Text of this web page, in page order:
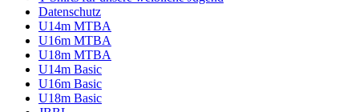
Datenschutz
U14m MTBA
U16m MTBA
U18m MTBA
U14m Basic
U16m Basic
U18m Basic